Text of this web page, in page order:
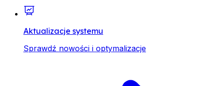
Aktualizacje systemu
Sprawdź nowości i optymalizacje